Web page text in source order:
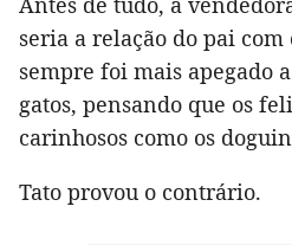
seria a relação do pai com
sempre foi mais apegado
gatos, pensando que os
carinhosos como os
Tato provou o contrário.